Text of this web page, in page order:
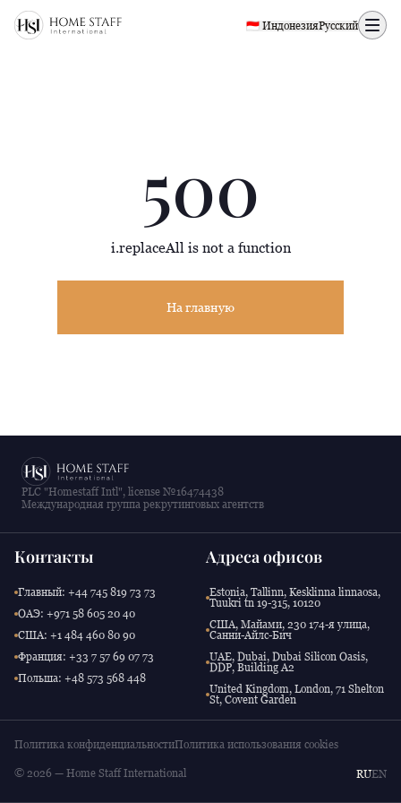
500 page
🇮🇩 ИндонезияРусский
500
i.replaceAll is not a function
На главную
PLC "Homestaff Intl", license №16474438
Международная группа рекрутинговых агентств
Контакты
Главный: +44 745 819 73 73
ОАЭ: +971 58 605 20 40
США: +1 484 460 80 90
Франция: +33 7 57 69 07 73
Польша: +48 573 568 448
Адреса офисов
Estonia, Tallinn, Kesklinna linnaosa,
Tuukri tn 19-315, 10120
США, Майами, 230 174-я улица,
Санни-Айлс-Бич
UAE, Dubai, Dubai Silicon Oasis,
DDP, Building A2
United Kingdom, London, 71 Shelton
St, Covent Garden
Политика конфиденциальностиПолитика использования cookies
© 2026 — Home Staff International RUEN